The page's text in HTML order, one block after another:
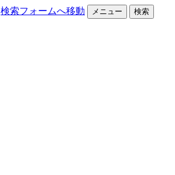
検索フォームへ移動 メニュー 検索